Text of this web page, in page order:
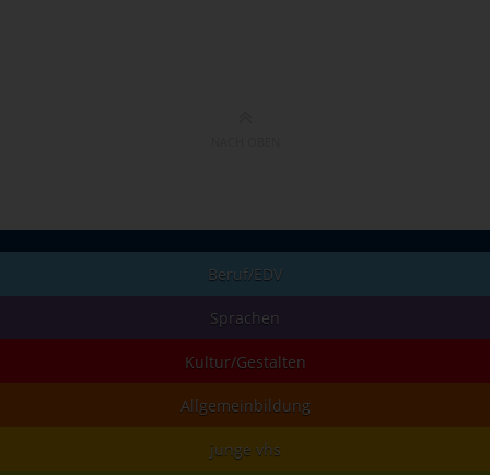
Beruf/EDV
Sprachen
Kultur/Gestalten
Allgemeinbildung
junge vhs